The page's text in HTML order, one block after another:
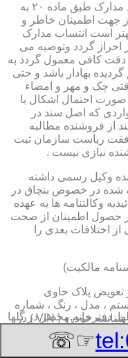
گرچه وظیفه کنترل اصالت خودرو وتائید مدارک طبق ماده ۲۰ به
جهت اطمینان خاطر و
است انتساب مدارک
گردد وتوصیه می
دقت کافی معمول گردد به
بهادار باشد و حتی
چک و مهر و امضاء
صورت احتمال اشکال با
که اصل سند در
از فروشنده مطالبه
با عنایت به موافقت ریاست سازمان ثبت
نیازی نیست .
وکیل رسمی داشته
شده در خصوص بنچاق در
وکالتنامه ها به عهده
حصول اطمینان از صحت
اختلافات بعدی را
تعویض پلاک حاوی
، مدل ، رنگ ، شماره
موتور و شاسی ، تیپ و بخصوس شماره شناسه خودرو ( VIN ) در
اعم از مشخصات
شماره انتظامی
دفترخانه,محضر در گلها
☞☏